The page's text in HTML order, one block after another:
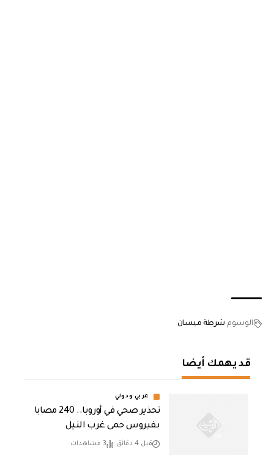
الوسوم شرطة ميسان
قد يهمك أيضا
عربي ودولي
تحذير صحي في أوروبا.. 240 مصابا
بفيروس حمى غرب النيل
قبل 4 دقائق 3 مشاهدات